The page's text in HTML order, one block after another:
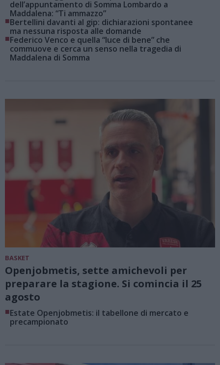
dell’appuntamento di Somma Lombardo a
Maddalena: “Ti ammazzo”
■Bertellini davanti al gip: dichiarazioni spontanee
ma nessuna risposta alle domande
■Federico Venco e quella “luce di bene” che
commuove e cerca un senso nella tragedia di
Maddalena di Somma
BASKET
Openjobmetis, sette amichevoli per
preparare la stagione. Si comincia il 25
agosto
■Estate Openjobmetis: il tabellone di mercato e
precampionato